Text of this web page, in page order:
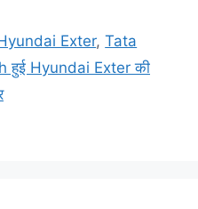
Exter,Tata
हुई Hyundai Exter की